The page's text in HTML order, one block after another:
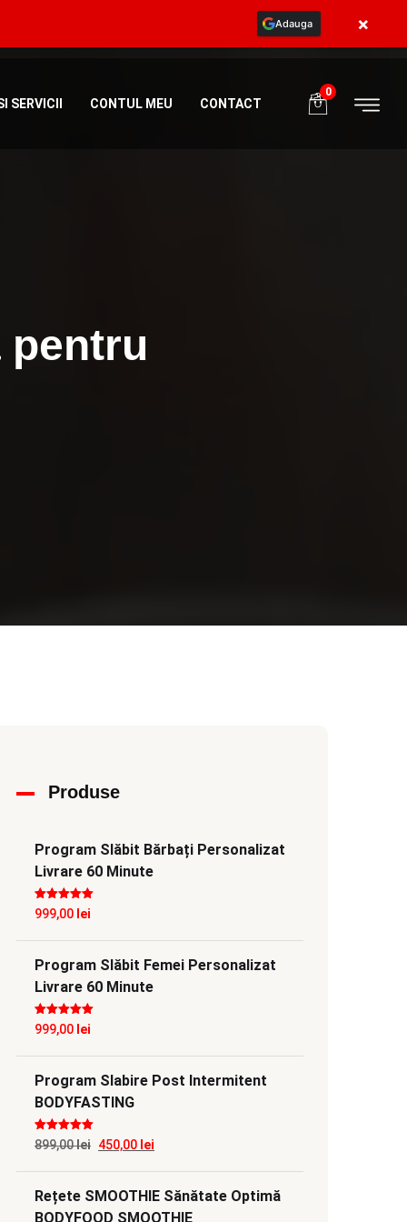
programe@body365.ro
SERVICII CONTUL MEU CONTACT
0
pentru
Produse
Program Slăbit Bărbați Personalizat
Livrare 60 Minute
Evaluat la5
din 5
999,00 lei
Program Slăbit Femei Personalizat
Livrare 60 Minute
Evaluat la5
din 5
999,00 lei
Program Slabire Post Intermitent
BODYFASTING
Evaluat la5
din 5
899,00lei Prețul
inițial
a
450,00 lei
curent
este:
Rețete SMOOTHIE Sănătate Optimă
BODYFOOD SMOOTHIE
Adauga ×